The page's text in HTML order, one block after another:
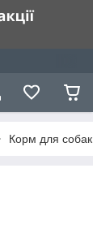
Корм для собак